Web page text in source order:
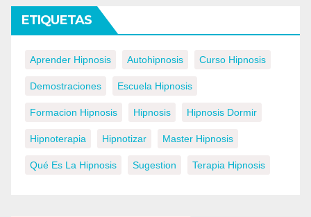
ETIQUETAS
Aprender Hipnosis Autohipnosis Curso Hipnosis
Demostraciones Escuela Hipnosis
Formacion Hipnosis Hipnosis Hipnosis Dormir
Hipnoterapia Hipnotizar Master Hipnosis
Qué Es La Hipnosis Sugestion Terapia Hipnosis